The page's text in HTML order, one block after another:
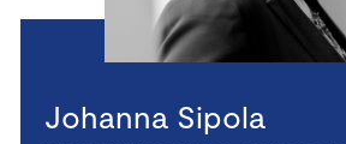
Johanna Sipola